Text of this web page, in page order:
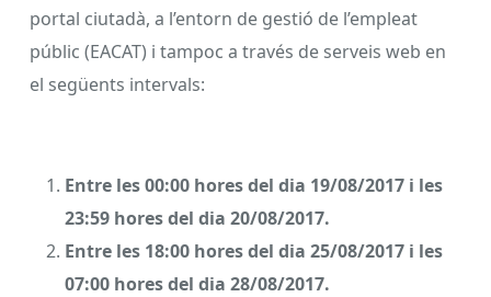
portal ciutadà, a l’entorn de gestió de l’empleat
públic (EACAT) i tampoc a través de serveis web en
el següents intervals:
Entre les 00:00 hores del dia 19/08/2017 i les
23:59 hores del dia 20/08/2017.
Entre les 18:00 hores del dia 25/08/2017 i les
07:00 hores del dia 28/08/2017.